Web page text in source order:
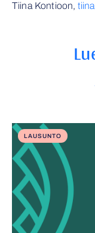
Tiina Kontioon,
LAUSUNTO